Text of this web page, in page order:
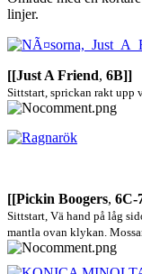
linjer.
[[Just A Friend, 6B]]
Sittstart, sprickan rakt upp
[[Pickin Boogers, 6C-
Sittstart, Vä hand på låg
mantla ovan klykan.